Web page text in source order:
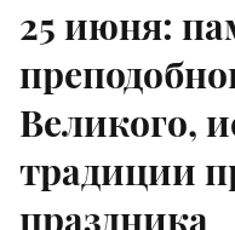
25 июня:
Великого,
традиции
праздника